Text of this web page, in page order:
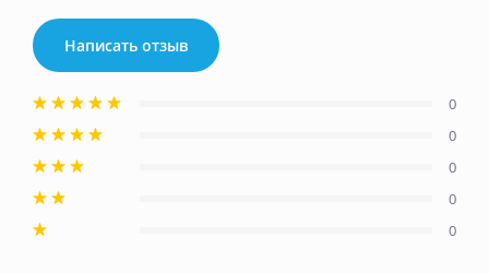
Написать отзыв
0
0
0
0
0